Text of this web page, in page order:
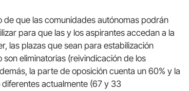
que las comunidades autónomas podrán
para que las y los aspirantes accedan a la
las plazas que sean para estabilización
eliminatorias (reivindicación de los
la parte de oposición cuenta un 60% y la
actualmente (67 y 33